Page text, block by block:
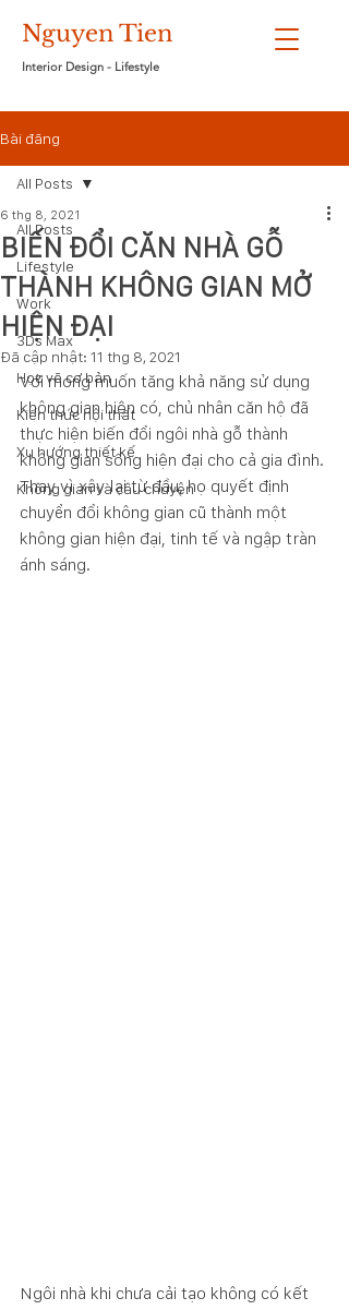
Nguyen Tien
Interior Design - Lifestyle
Bài đăng
All Posts
Lifestyle
Work
3Ds Max
Học vẽ cơ bản
Kiến thức nội thất
Xu hướng thiết kế
Không gian và câu chuyện
All Posts
BIẾN ĐỔI CĂN NHÀ GỖ
THÀNH KHÔNG GIAN MỞ
HIỆN ĐẠI
6 thg 8, 2021
Đã cập nhật: 11 thg 8, 2021
Với mong muốn tăng khả năng sử dụng
không gian hiện có, chủ nhân căn hộ đã
thực hiện biến đổi ngôi nhà gỗ thành
không gian sống hiện đại cho cả gia đình.
Thay vì xây lại từ đầu, họ quyết định
chuyển đổi không gian cũ thành một
không gian hiện đại, tinh tế và ngập tràn
ánh sáng.
Ngôi nhà khi chưa cải tạo không có kết